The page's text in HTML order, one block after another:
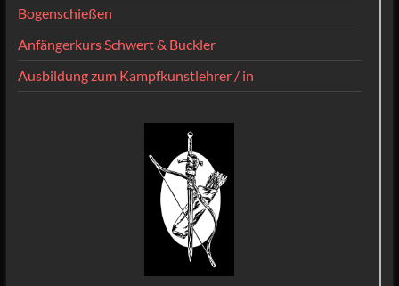
Bogenschießen
Anfängerkurs Schwert & Buckler
Ausbildung zum Kampfkunstlehrer / in